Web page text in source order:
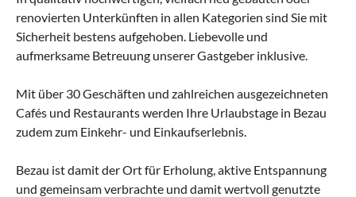
renovierten Unterkünften in allen Kategorien sind Sie mit
Sicherheit bestens aufgehoben. Liebevolle und
aufmerksame Betreuung unserer Gastgeber inklusive.
Mit über 30 Geschäften und zahlreichen ausgezeichneten
Cafés und Restaurants werden Ihre Urlaubstage in Bezau
zudem zum Einkehr- und Einkaufserlebnis.
Bezau ist damit der Ort für Erholung, aktive Entspannung
und gemeinsam verbrachte und damit wertvoll genutzte